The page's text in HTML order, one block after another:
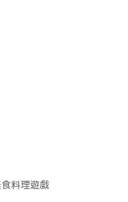
料理遊戲